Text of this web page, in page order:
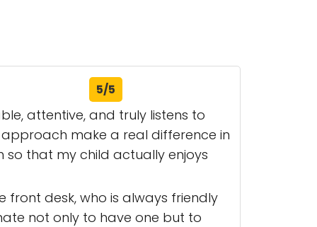
5/5
attentive, and truly listens to
make a real difference in
so that my child actually enjoys
front desk, who is always friendly
not only to have one but to